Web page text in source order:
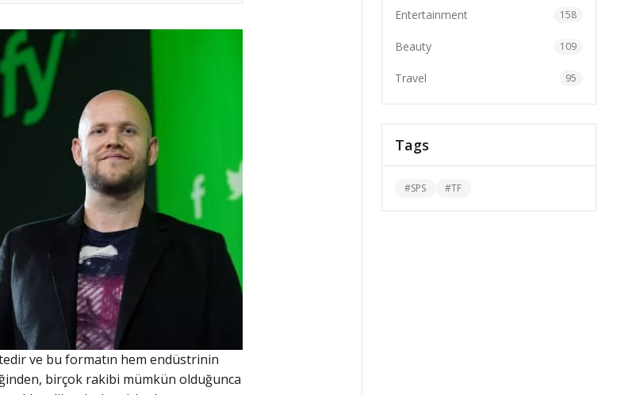
ve bu formatın hem endüstrinin
birçok rakibi mümkün olduğunca
Entertainment 158
Beauty 109
Travel 95
Tags
#SPS #TF